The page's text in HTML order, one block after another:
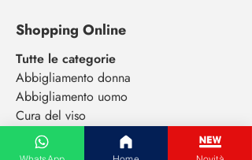
Shopping Online
Tutte le categorie
Abbigliamento donna
Abbigliamento uomo
Cura del viso
Extensions capelli
Elettronica di consumo